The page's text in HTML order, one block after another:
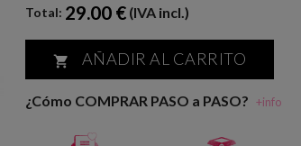
Total: 29.00 € (IVA incl.)
 AÑADIR AL CARRITO
¿Cómo COMPRAR PASO a PASO? +info